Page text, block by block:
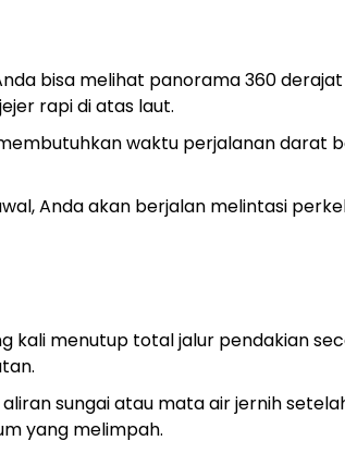
bisa melihat panorama 360
rapi di atas laut.
waktu perjalanan darat
Anda akan berjalan melintasi
kali menutup total jalur pendakian
sungai atau mata air jernih
yang melimpah.